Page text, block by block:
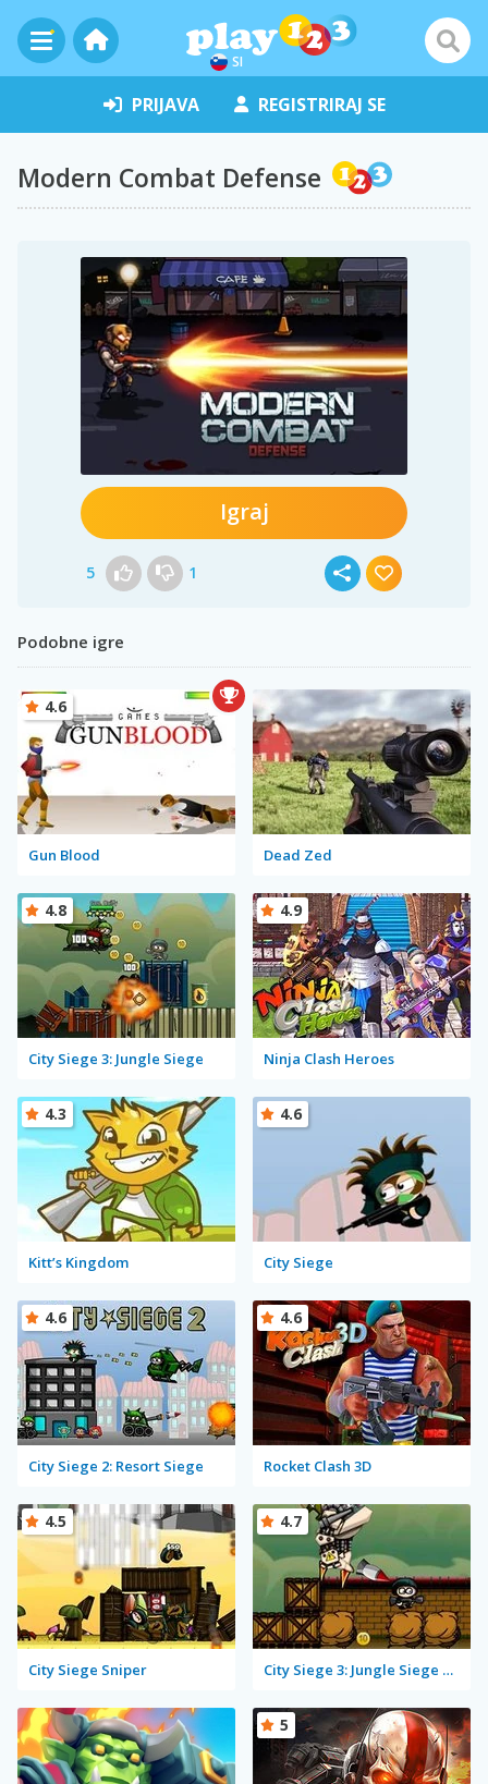
SI
PRIJAVA REGISTRIRAJ SE
Modern Combat Defense
Igraj
5 1
Podobne igre
Gun Blood
4.6
Dead Zed
City Siege 3: Jungle Siege
4.8
Ninja Clash Heroes
4.9
Kitt’s Kingdom
4.3
City Siege
4.6
City Siege 2: Resort Siege
4.6
Rocket Clash 3D
4.6
City Siege Sniper
4.5
City Siege 3: Jungle Siege Fubar Level Pack
4.7
5